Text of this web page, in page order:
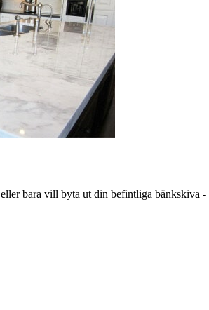
bara vill byta ut din befintliga